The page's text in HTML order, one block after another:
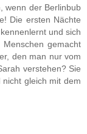
wenn der Berlinbub
Die ersten Nächte
und sich
gemacht
den man nur vom
verstehen? Sie
gleich mit dem